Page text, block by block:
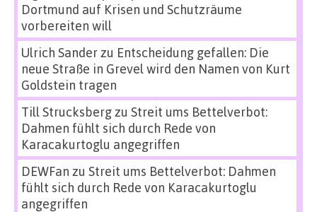
Dortmund auf Krisen und Schutzräume
vorbereiten will
Ulrich Sanderzu Entscheidung gefallen: Die
neue Straße in Grevel wird den Namen von Kurt
Goldstein tragen
Till Strucksbergzu Streit ums Bettelverbot:
Dahmen fühlt sich durch Rede von
Karacakurtoglu angegriffen
DEWFan zu Streit ums Bettelverbot: Dahmen
fühlt sich durch Rede von Karacakurtoglu
angegriffen